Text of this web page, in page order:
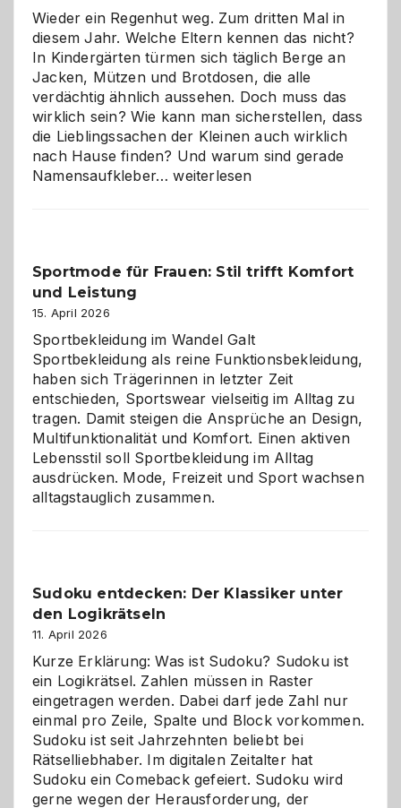
Wieder ein Regenhut weg. Zum dritten Mal in
diesem Jahr. Welche Eltern kennen das nicht?
In Kindergärten türmen sich täglich Berge an
Jacken, Mützen und Brotdosen, die alle
verdächtig ähnlich aussehen. Doch muss das
wirklich sein? Wie kann man sicherstellen, dass
die Lieblingssachen der Kleinen auch wirklich
nach Hause finden? Und warum sind gerade
Namensaufkleber…Namensaufkleber
gegen
Chaos
weiterlesen
Sportmode für Frauen: Stil trifft Komfort
und Leistung
15. April 2026
Sportbekleidung im Wandel Galt
Sportbekleidung als reine Funktionsbekleidung,
haben sich Trägerinnen in letzter Zeit
entschieden, Sportswear vielseitig im Alltag zu
tragen. Damit steigen die Ansprüche an Design,
Multifunktionalität und Komfort. Einen aktiven
Lebensstil soll Sportbekleidung im Alltag
ausdrücken. Mode, Freizeit und Sport wachsen
alltagstauglich zusammen.
Sudoku entdecken: Der Klassiker unter
den Logikrätseln
11. April 2026
Kurze Erklärung: Was ist Sudoku? Sudoku ist
ein Logikrätsel. Zahlen müssen in Raster
eingetragen werden. Dabei darf jede Zahl nur
einmal pro Zeile, Spalte und Block vorkommen.
Sudoku ist seit Jahrzehnten beliebt bei
Rätselliebhaber. Im digitalen Zeitalter hat
Sudoku ein Comeback gefeiert. Sudoku wird
gerne wegen der Herausforderung, der